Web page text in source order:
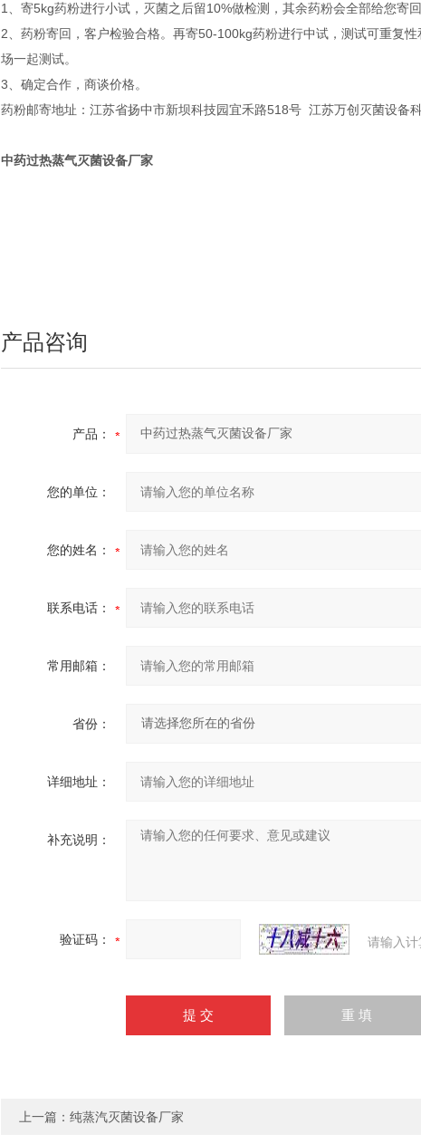
1、寄5kg药粉进行小试，灭菌之后留10%做检测，其余药粉会全部给您寄
2、药粉寄回，客户检验合格。再寄50-100kg药粉进行中试，测试可重复
场一起测试。
3、确定合作，商谈价格。
药粉邮寄地址：江苏省扬中市新坝科技园宜禾路518号 江苏万创灭菌设备
中药过热蒸气灭菌设备厂家
产品咨询
产品：
您的单位：
您的姓名：
联系电话：
常用邮箱：
省份：
详细地址：
补充说明：
验证码： 请输入
上一篇： 纯蒸汽灭菌设备厂家